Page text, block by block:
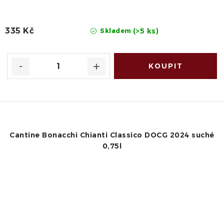
Skladem (>5 ks)
335 Kč
Cantine Bonacchi Chianti Classico DOCG 2024 suché
0,75l